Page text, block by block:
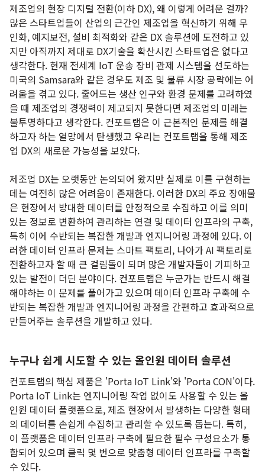
제조업의 현장 디지털 전환(이하 DX), 왜 이렇게 어려운 걸까?
많은 스타트업들이 산업의 근간인 제조업을 혁신하기 위해 무
인화, 예지보전, 설비 최적화와 같은 DX 솔루션에 도전하고 있
지만 아직까지 제대로 DX기술을 확산시킨 스타트업은 없다고
생각한다. 현재 전세계 IoT 운송 장비 관제 시스템을 선도하는
미국의 Samsara와 같은 경우도 제조 및 물류 시장 공략에는 어
려움을 겪고 있다. 줄어드는 생산 인구와 환경 문제를 고려하였
을 때 제조업의 경쟁력이 제고되지 못한다면 제조업의 미래는
불투명하다고 생각한다. 컨포트랩은 이 근본적인 문제를 해결
하고자 하는 열망에서 탄생했고 우리는 컨포트랩을 통해 제조
업 DX의 새로운 가능성을 보았다.
제조업 DX는 오랫동안 논의되어 왔지만 실제로 이를 구현하는
데는 여전히 많은 어려움이 존재한다. 이러한 DX의 주요 장애물
은 현장에서 방대한 데이터를 안정적으로 수집하고 이를 의미
있는 정보로 변환하여 관리하는 연결 및 데이터 인프라의 구축,
특히 이에 수반되는 복잡한 개발과 엔지니어링 과정에 있다. 이
러한 데이터 인프라 문제는 스마트 팩토리, 나아가 AI 팩토리로
전환하고자 할 때 큰 걸림돌이 되며 많은 개발자들이 기피하고
있는 발전이 더딘 분야이다. 컨포트랩은 누군가는 반드시 해결
해야하는 이 문제를 풀어가고 있으며 데이터 인프라 구축에 수
반되는 복잡한 개발과 엔지니어링 과정을 간편하고 효과적으로
만들어주는 솔루션을 개발하고 있다.
누구나 쉽게 시도할 수 있는 올인원 데이터 솔루션
컨포트랩의 핵심 제품은 'Porta IoT Link'와 'Porta CON'이다.
Porta IoT Link는 엔지니어링 작업 없이도 사용할 수 있는 올
인원 데이터 플랫폼으로, 제조 현장에서 발생하는 다양한 형태
의 데이터를 손쉽게 수집하고 관리할 수 있도록 돕는다. 특히,
이 플랫폼은 데이터 인프라 구축에 필요한 필수 구성요소가 통
합되어 있으며 클릭 몇 번으로 맞춤형 데이터 인프라를 구축할
수 있다.